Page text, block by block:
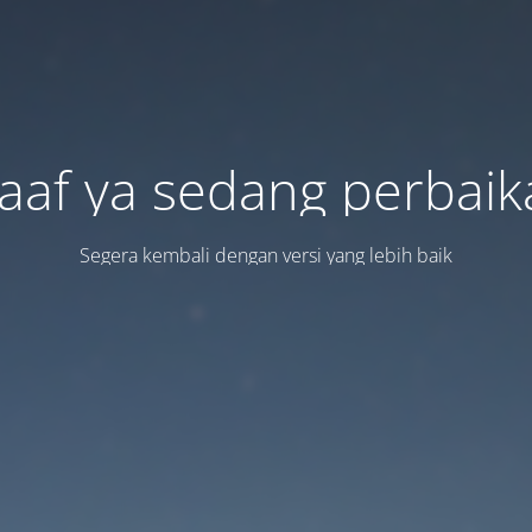
ya sedang
Segera kembali dengan versi yang lebih baik